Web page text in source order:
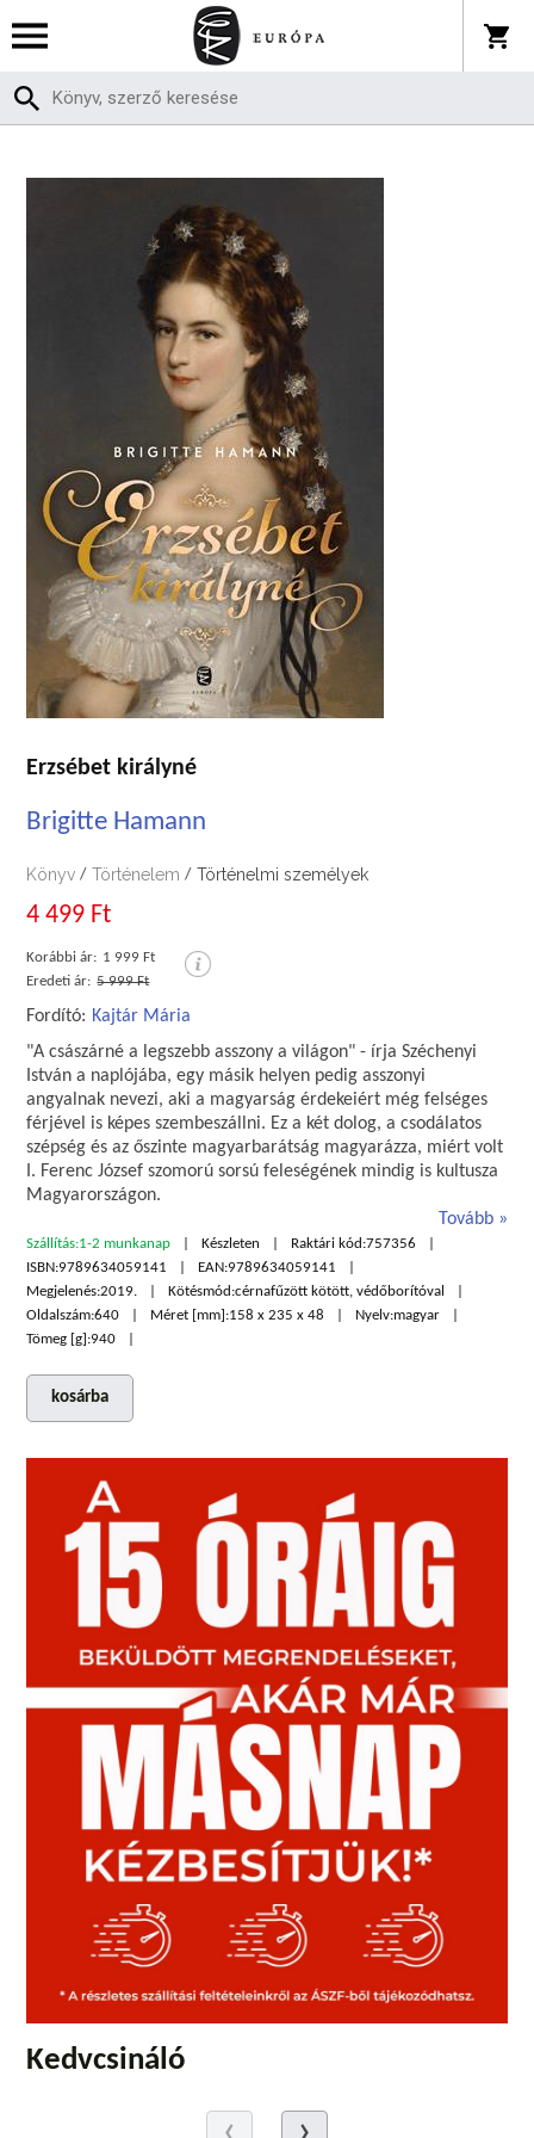
Erzsébet királyné
Brigitte Hamann
Könyv / Történelem / Történelmi személyek
4 499 Ft
Korábbi ár: 1 999 Ft
Eredeti ár: 5 999 Ft
Fordító: Kajtár Mária
"A császárné a legszebb asszony a világon" - írja Széchenyi
István a naplójába, egy másik helyen pedig asszonyi
angyalnak nevezi, aki a magyarság érdekeiért még felséges
férjével is képes szembeszállni. Ez a két dolog, a csodálatos
szépség és az őszinte magyarbarátság magyarázza, miért volt
I. Ferenc József szomorú sorsú feleségének mindig is kultusza
Magyarországon.
Tovább
Szállítás:1-2 munkanap Készleten Raktári kód:757356
ISBN:9789634059141 EAN:9789634059141
Megjelenés:2019. Kötésmód:cérnafűzött kötött, védőborítóval
Oldalszám:640 Méret [mm]:158 x 235 x 48 Nyelv:magyar
Tömeg [g]:940
kosárba
Kedvcsináló